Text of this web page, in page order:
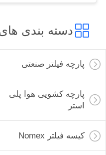
دسته بندی
پارچه فیلتر صنعتی
پارچه کشویی هوا پلی
استر
کیسه فیلتر Nomex